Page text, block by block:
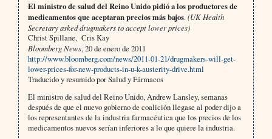
El ministro de salud del Reino Unido pidió a los productores de
medicamentos que aceptaran precios más bajos.(UK Health
Secretary asked drugmakers to accept lower prices)
Christ Spillane, Cris Kay
Bloomberg News, 20 de enero de 2011
http://www.bloomberg.com/news/2011-01-21/drugmakers-will-get-
lower-prices-for-new-products-in-u-k-austerity-drive.html
Traducido y resumido por Salud y Fármacos
El ministro de salud del Reino Unido, Andrew Lansley, semanas
después de que el nuevo gobierno de coalición llegase al poder dijo a
los representantes de la industria farmacéutica que los precios de los
medicamentos nuevos serían inferiores a lo que quiere la industria.